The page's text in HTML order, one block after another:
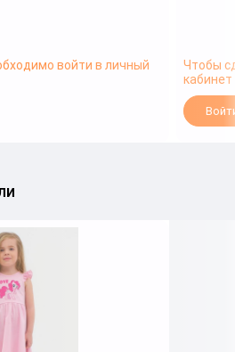
войти в личный
Чтобы
кабинет